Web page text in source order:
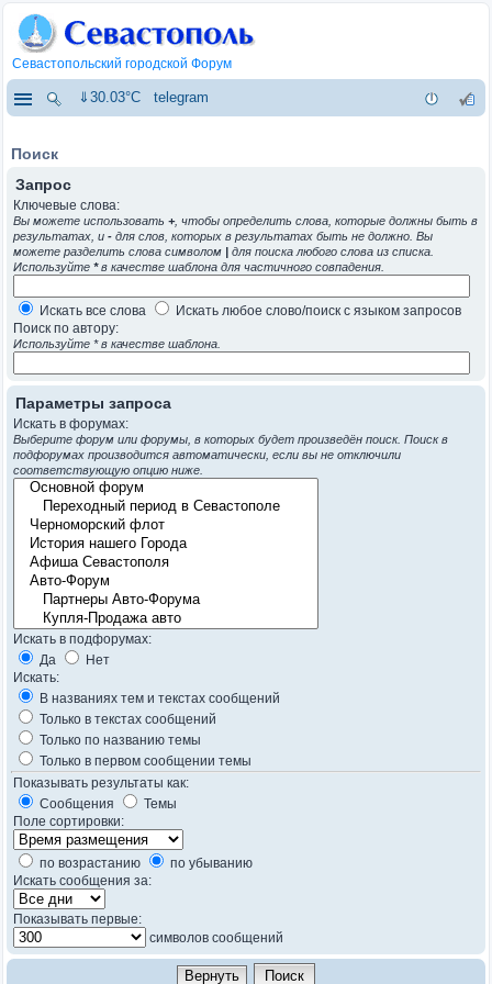
Севастопольский городской Форум
⇓30.03°C telegram
Поиск
Запрос
Ключевые слова:
Вы можете использовать +, чтобы определить слова, которые должны быть в
результатах, и - для слов, которых в результатах быть не должно. Вы
можете разделить слова символом | для поиска любого слова из списка.
Используйте *в качестве шаблона для частичного совпадения.
Искать все слова
Искать любое слово/поиск с языком запросов
Поиск по автору:
Используйте * в качестве шаблона.
Параметры запроса
Искать в форумах:
Выберите форум или форумы, в которых будет произведён поиск. Поиск в
подфорумах производится автоматически, если вы не отключили
соответствующую опцию ниже.
Искать в подфорумах:
Да
Нет
Искать:
В названиях тем и текстах сообщений
Только в текстах сообщений
Только по названию темы
Только в первом сообщении темы
Показывать результаты как:
Сообщения
Темы
Поле сортировки:
по возрастанию
по убыванию
Искать сообщения за:
Показывать первые:
символов сообщений